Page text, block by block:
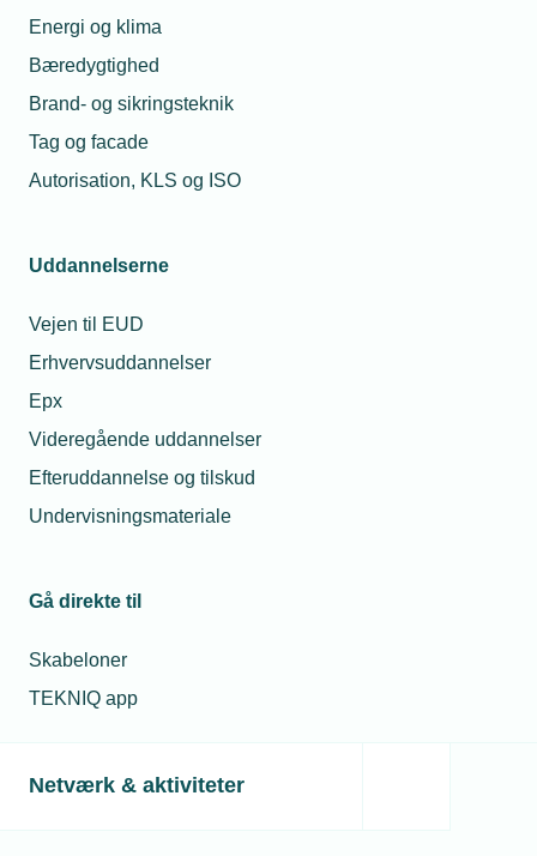
Energi og klima
Bæredygtighed
Brand- og sikringsteknik
Tag og facade
Autorisation, KLS og ISO
Uddannelserne
Vejen til EUD
Erhvervsuddannelser
Epx
Videregående uddannelser
Efteruddannelse og tilskud
Undervisningsmateriale
Gå direkte til
Skabeloner
TEKNIQ app
Netværk & aktiviteter